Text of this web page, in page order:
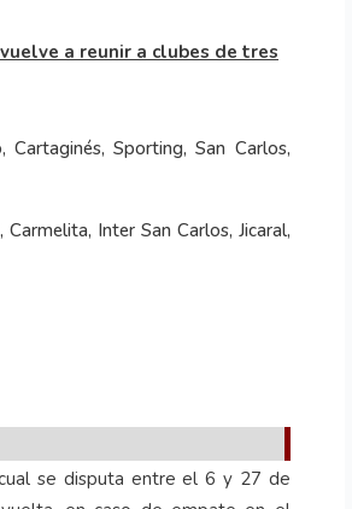
a reunir a clubes de tres
Cartaginés, Sporting, San Carlos,
Carmelita, Inter San Carlos, Jicaral,
se disputa entre el 6 y 27 de